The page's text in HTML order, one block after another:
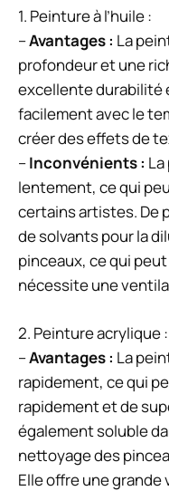
1. Peinture à l’huile :
–Avantages : La
profondeur et une
excellente durabilité
facilement avec le
créer des effets de
–Inconvénients :
lentement, ce qui
certains artistes. De
de solvants pour la
pinceaux, ce qui
nécessite une
2. Peinture acrylique :
–Avantages : La
rapidement, ce qui
rapidement et de
également soluble
nettoyage des
Elle offre une